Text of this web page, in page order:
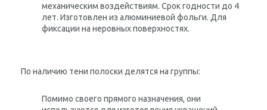
механическим воздействиям. Срок годности до 4
лет. Изготовлен из алюминиевой фольги. Для
фиксации на неровных поверхностях.
По наличию тени полоски делятся на группы:
Помимо своего прямого назначения, они